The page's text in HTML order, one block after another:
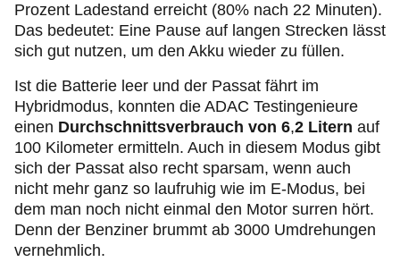
Prozent Ladestand erreicht (80% nach 22 Minuten).
Das bedeutet: Eine Pause auf langen Strecken lässt
sich gut nutzen, um den Akku wieder zu füllen.
Ist die Batterie leer und der Passat fährt im
Hybridmodus, konnten die ADAC Testingenieure
einen Durchschnittsverbrauch von 6,2 Litern auf
100 Kilometer ermitteln. Auch in diesem Modus gibt
sich der Passat also recht sparsam, wenn auch
nicht mehr ganz so laufruhig wie im E-Modus, bei
dem man noch nicht einmal den Motor surren hört.
Denn der Benziner brummt ab 3000 Umdrehungen
vernehmlich.